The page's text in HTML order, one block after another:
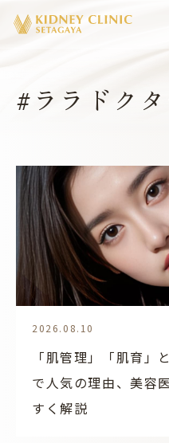
#ララドク
2026.08.10
「肌管理」「肌育
で人気の理由、美容
すく解説